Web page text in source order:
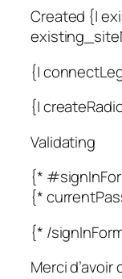
Created {|
{|
{|
Validating
{*
{*
{* /
Merci